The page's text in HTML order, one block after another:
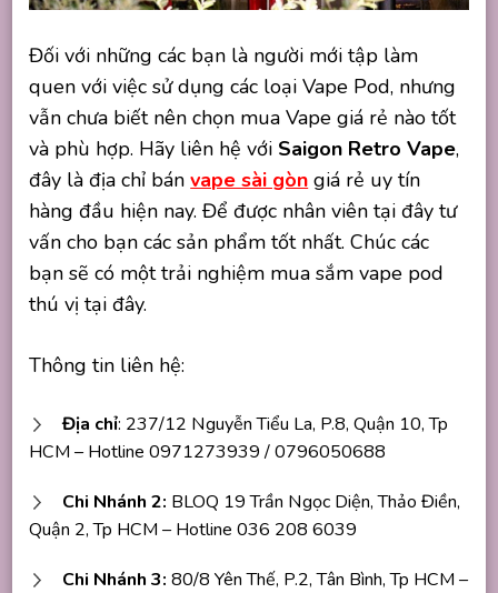
Đối với những các bạn là người mới tập làm
quen với việc sử dụng các loại Vape Pod, nhưng
vẫn chưa biết nên chọn mua Vape giá rẻ nào tốt
và phù hợp. Hãy liên hệ với Saigon Retro Vape,
đây là địa chỉ bánvape sài gòn giá rẻ uy tín
hàng đầu hiện nay. Để được nhân viên tại đây tư
vấn cho bạn các sản phẩm tốt nhất. Chúc các
bạn sẽ có một trải nghiệm mua sắm vape pod
thú vị tại đây.
Thông tin liên hệ:
Địa chỉ: 237/12 Nguyễn Tiểu La, P.8, Quận 10, Tp
HCM – Hotline 0971273939 / 0796050688
Chi Nhánh 2: BLOQ 19 Trần Ngọc Diện, Thảo Điền,
Quận 2, Tp HCM – Hotline 036 208 6039
Chi Nhánh 3: 80/8 Yên Thế, P.2, Tân Bình, Tp HCM –